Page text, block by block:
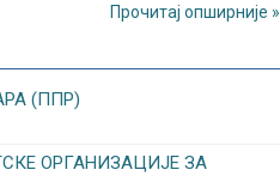
Прочитај опширније »
(ППР)
ОРГАНИЗАЦИЈЕ ЗА